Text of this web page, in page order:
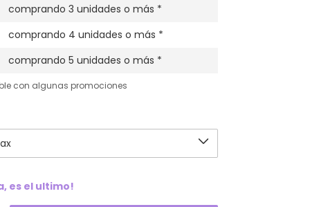
comprando 3 unidades o más *
comprando 4 unidades o más *
comprando 5 unidades o más *
con algunas promociones
es el ultimo!